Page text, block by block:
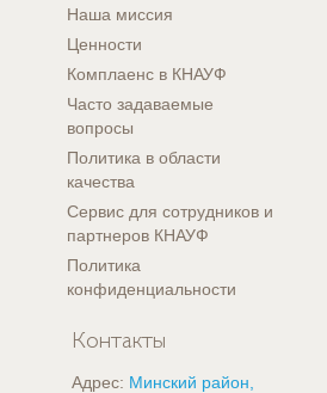
Наша миссия
Ценности
Комплаенс в КНАУФ
Часто задаваемые
вопросы
Политика в области
качества
Сервис для сотрудников и
партнеров КНАУФ
Политика
конфиденциальности
Контакты
Адрес: Минский район,